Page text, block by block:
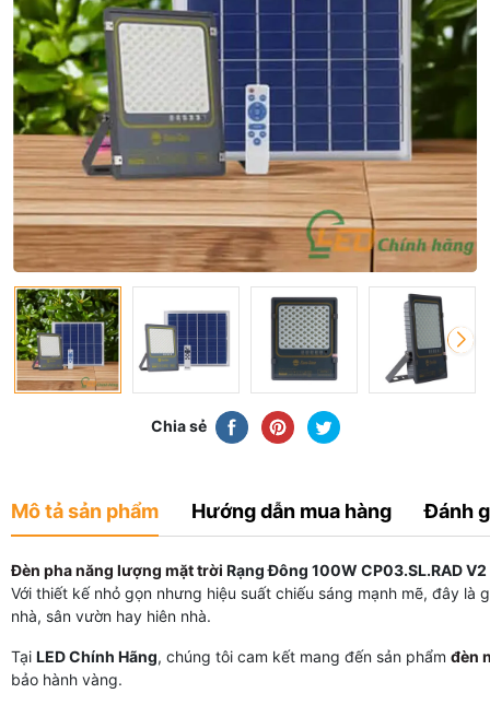
Chia sẻ
Mô tả sản phẩm Hướng dẫn mua hàng Đánh
Đèn pha năng lượng mặt trời Rạng Đông 100W CP03.SL.RAD V2
Với thiết kế nhỏ gọn nhưng hiệu suất chiếu sáng mạnh mẽ, đây
nhà, sân vườn hay hiên nhà.
Tại LED Chính Hãng, chúng tôi cam kết mang đến sản phẩm đèn
bảo hành vàng.